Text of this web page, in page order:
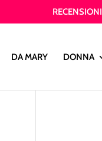
RECENSIONI
DA MARY DONNA
Products